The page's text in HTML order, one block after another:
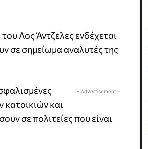
Λος Άντζελες ενδέχεται
σε σημείωμα αναλυτές της
- Advertisement -
και
σε πολιτείες που είναι